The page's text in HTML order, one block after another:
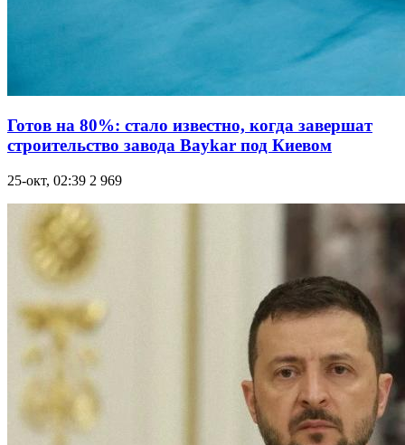
Готов на 80%: стало известно, когда завершат
строительство завода Baykar под Киевом
25-окт, 02:39 2 969